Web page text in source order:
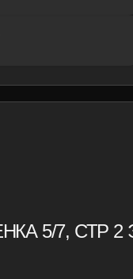
5/7, СТР 2